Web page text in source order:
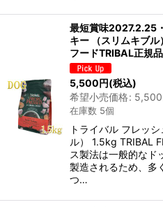
最短賞味2027.2.25
キー （スリムキブ
フードTRIBAL正規
5,500円(税込)
希望小売価格: 5,500
在庫数 5個
トライバル フレッ
ル） 1.5kg TRIBAL
ス製法は一般的なド
製造されるため、多
つ…